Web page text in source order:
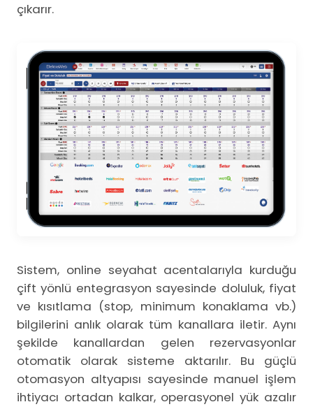
çıkarır.
Sistem, online seyahat acentalarıyla kurduğu
çift yönlü entegrasyon sayesinde doluluk, fiyat
ve kısıtlama (stop, minimum konaklama vb.)
bilgilerini anlık olarak tüm kanallara iletir. Aynı
şekilde kanallardan gelen rezervasyonlar
otomatik olarak sisteme aktarılır. Bu güçlü
otomasyon altyapısı sayesinde manuel işlem
ihtiyacı ortadan kalkar, operasyonel yük azalır